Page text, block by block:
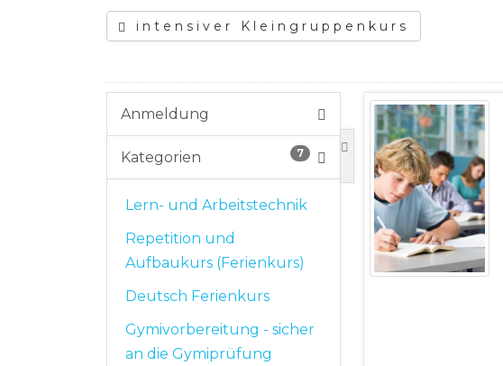
intensiver Kleingruppenkurs
Anmeldung
Kategorien 7
Lern- und Arbeitstechnik
Repetition und
Aufbaukurs (Ferienkurs)
Deutsch Ferienkurs
Gymivorbereitung - sicher
an die Gymiprüfung